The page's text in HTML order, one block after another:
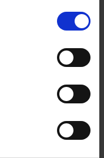
–
para trabalhos